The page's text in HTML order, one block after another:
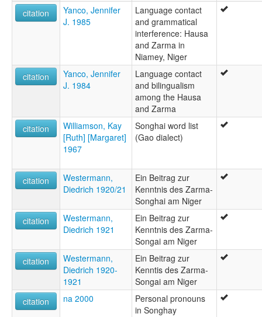
citation
Yanco, Jennifer
J. 1985
Language contact
and grammatical
interference: Hausa
and Zarma in
Niamey, Niger
citation
Yanco, Jennifer
J. 1984
Language contact
and bilingualism
among the Hausa
and Zarma
citation
Williamson, Kay
[Ruth] [Margaret]
1967
Songhai word list
(Gao dialect)
citation
Westermann,
Diedrich 1920/21
Ein Beitrag zur
Kenntnis des Zarma-
Songhai am Niger
citation
Westermann,
Diedrich 1921
Ein Beitrag zur
Kenntnis des Zarma-
Songai am Niger
citation
Westermann,
Diedrich 1920-
1921
Ein Beitrag zur
Kenntis des Zarma-
Songai am Niger
citation
na 2000
Personal pronouns
in Songhay